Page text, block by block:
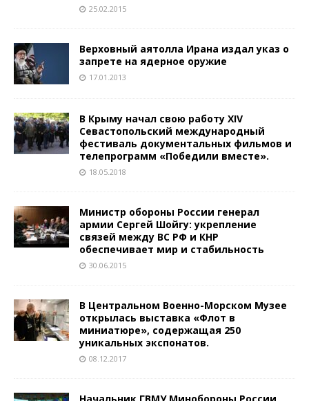
25.02.2015
Верховный аятоллa Ирана издал указ о
запрете на ядерное оружие
17.01.2013
В Крыму начал свою работу XIV
Севастопольский международный
фестиваль документальных фильмов и
телепрограмм «Победили вместе».
18.05.2018
Министр обороны России генерал
армии Сергей Шойгу: укрепление
связей между ВС РФ и КНР
обеспечивает мир и стабильность
30.06.2015
В Центральном Военно-Морском Музее
открылась выставка «Флот в
миниатюре», содержащая 250
уникальных экспонатов.
08.12.2017